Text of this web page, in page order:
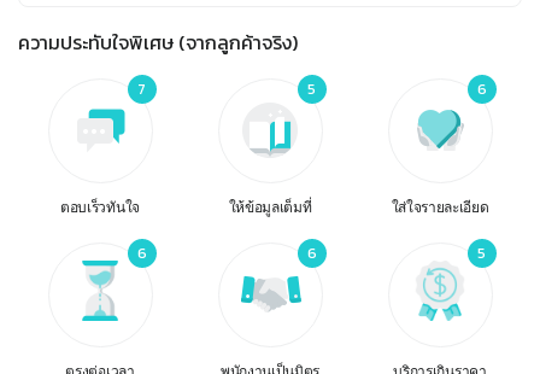
ความประทับใจพิเศษ (จากลูกค้าจริง)
7
ตอบเร็วทันใจ
5
ให้ข้อมูลเต็มที่
6
ใส่ใจรายละเอียด
6 6 5